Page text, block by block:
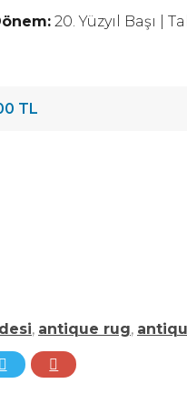
20. Yüzyıl Başı |
TL
, antique rug,